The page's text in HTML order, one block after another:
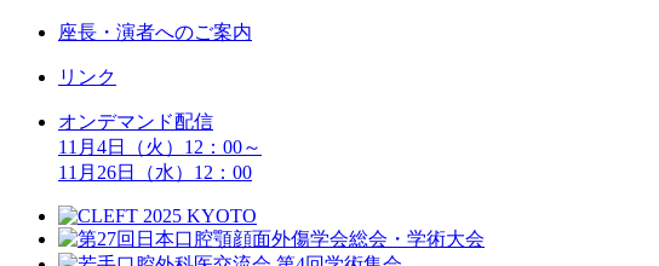
座長・演者へのご案内
リンク
オンデマンド配信
11月4日（火）12：00～
11月26日（水）12：00